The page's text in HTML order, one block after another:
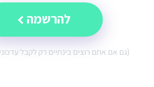
להרשמה
(גם אם אתם רוצים בינתיים רק לקבל